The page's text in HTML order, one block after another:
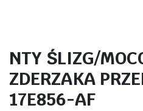
NTY ŚLIZG/
ZDERZAKA
17E856-AF